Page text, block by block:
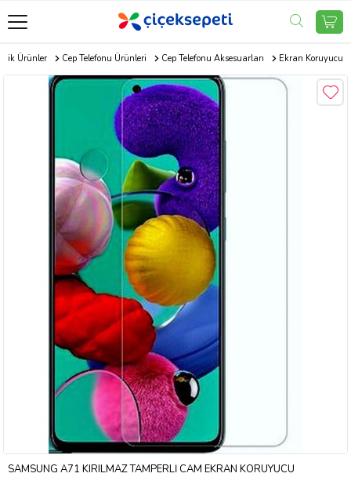
Ürünler Cep Telefonu Ürünleri Cep Telefonu Aksesuarları Ekran Koruyucu
SAMSUNG A71 KIRILMAZ TAMPERLİ CAM EKRAN KORUYUCU